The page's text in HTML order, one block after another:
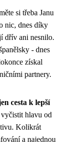
si třeba Janu
nic, dnes díky
dřív ani nesnilo.
- dnes
získal
partnery.
cesta k lepší
hlavu od
Kolikrát
a najednou